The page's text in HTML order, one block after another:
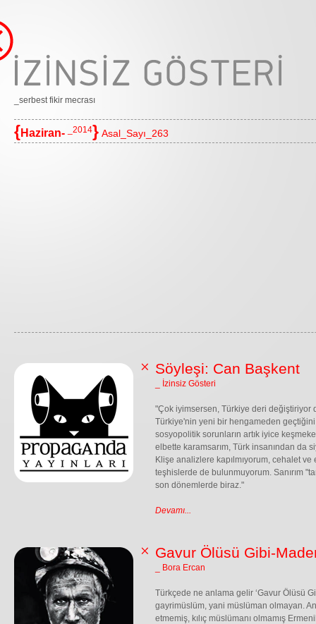
_serbest fikir mecrası
{Haziran- _2014} Asal_Sayı_263
Söyleşi: Can Başkent
_ İzinsiz Gösteri
"Çok iyimsersen, Türkiye deri değiştiriyor
Türkiye'nin yeni bir hengameden
sosyopolitik sorunların artık iyice
elbette karamsarım, Türk insanından da
Klişe analizlere kapılmıyorum, cehalet
teşhislerde de bulunmuyorum. Sanırım
son dönemlerde biraz."
Devamı...
Gavur Ölüsü Gibi-
_ Bora Ercan
Türkçede ne anlama gelir ‘Gavur Ölüsü
gayrimüslüm, yani müslüman olmayan.
etmemiş, kılıç müslümanı olmamış